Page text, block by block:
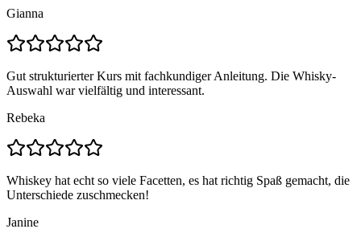
Gianna
Gut strukturierter Kurs mit fachkundiger Anleitung. Die Whisky-
Auswahl war vielfältig und interessant.
Rebeka
Whiskey hat echt so viele Facetten, es hat richtig Spaß gemacht, die
Unterschiede zuschmecken!
Janine